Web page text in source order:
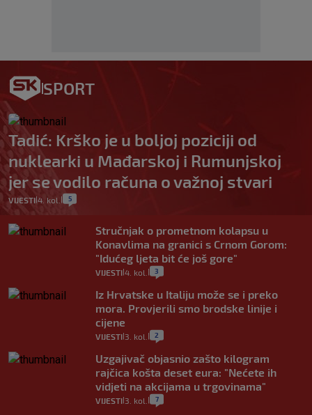
SPORT
Tadić: Krško je u boljoj poziciji od
nuklearki u Mađarskoj i Rumunjskoj
jer se vodilo računa o važnoj stvari
VIJESTI|4. kol. 5
Stručnjak o prometnom kolapsu u
Konavlima na granici s Crnom Gorom:
"Idućeg ljeta bit će još gore"
VIJESTI 4. kol. 3
Iz Hrvatske u Italiju može se i preko
mora. Provjerili smo brodske linije i
cijene
VIJESTI 3. kol. 2
Uzgajivač objasnio zašto kilogram
rajčica košta deset eura: "Nećete ih
vidjeti na akcijama u trgovinama"
VIJESTI 3. kol. 7